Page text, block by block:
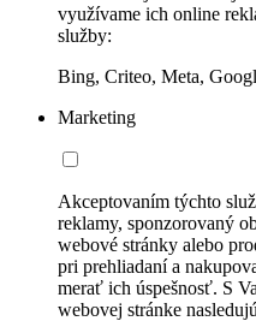
využívame ich online
služby:
Bing, Criteo, Meta,
Marketing
Akceptovaním týchto
reklamy, sponzorovaný
webové stránky alebo
pri prehliadaní a
merať ich úspešnosť. S
webovej stránke